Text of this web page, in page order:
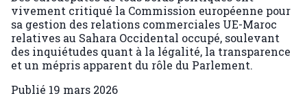
vivement critiqué la Commission européenne pour
sa gestion des relations commerciales UE-Maroc
relatives au Sahara Occidental occupé, soulevant
des inquiétudes quant à la légalité, la transparence
et un mépris apparent du rôle du Parlement.
Publié 19 mars 2026